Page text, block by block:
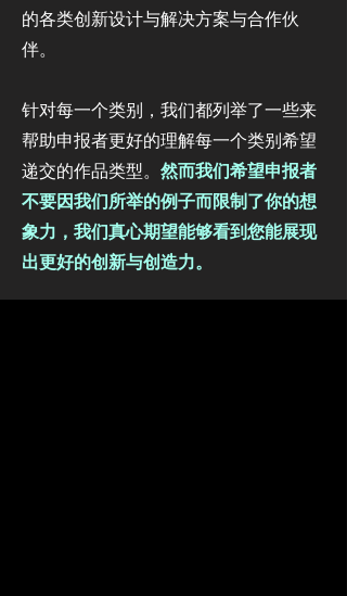
的各类创新设计与解决方案与合作伙
伴。​
针对每一个类别，我们都列举了一些来
帮助申报者更好的理解每一个类别希望
递交的作品类型。 然而我们希望申报者
不要因我们所举的例子而限制了你的想
象力，我们真心期望能够看到您能展现
出更好的创新与创造力。